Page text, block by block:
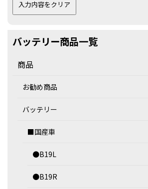
バッテリー商品一覧
商品
お勧め商品
バッテリー
■国産車
●B19L
●B19R